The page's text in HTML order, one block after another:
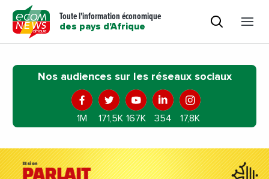
Toute l'information économique
des pays d'Afrique
Nos audiences sur les réseaux sociaux
1M 171,5K 167K 354 17,8K